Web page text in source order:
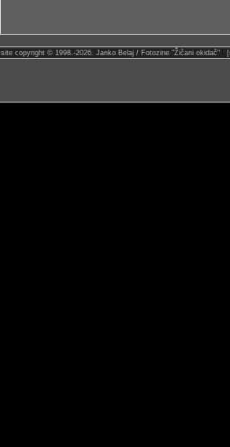
site copyright © 1998.-2026. Janko Belaj / Fotozine "Žičani okidač"